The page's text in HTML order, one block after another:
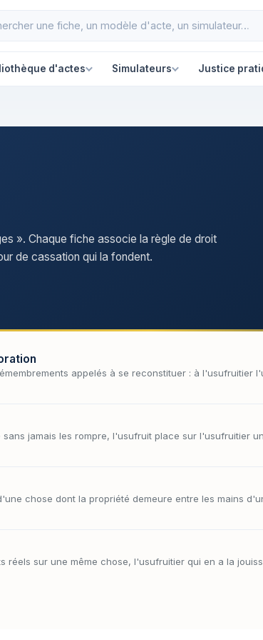
d'actes Simulateurs Justice
». Chaque fiche associe la règle de droit
de cassation qui la fondent.
appelés à se reconstituer : à l'usufruitier
jamais les rompre, l'usufruit place sur l'usufruitier
chose dont la propriété demeure entre les mains
réels sur une même chose, l'usufruitier qui en a la